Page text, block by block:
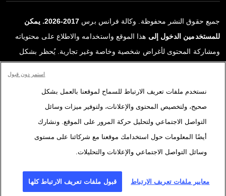
جميع حقوق النشر محفوظة. وكالة فرانس برس
2017-2026. يمكن
للمستخدمين الدخول إلى هذا الموقع واستخدامه والاطلاع على محتوياته
ومشاركة المحتوى لأغراض شخصية وخاصة وغير تجارية. يُحظر بشكل
ترخيص محددة موقعة مع وكالة فرانس برس. المواد والروابط الواردة في
التقارير، والتي لم تنتجها وكالة فرانس برس، مستخدمة فقط وبالقدر
اللازم كعناصر إثبات لمحتوى هذه التقارير. لم تحصل فرانس برس على أي
حقوق من المؤلفين أو مالكي حقوق النشر لهذا المحتوى ولا تتحمّل أي
مسؤوليّة في هذا الصدد. وكالة فرانس برس وشعارها علامتان تجاريتان
نستخدم ملفات تعريف الارتباط للسماح لموقعنا بالعمل بشكل
صحيح، ولتخصيص المحتوى والإعلانات، ولتوفير ميزات وسائل
التواصل الاجتماعي ولتحليل حركة المرور على الموقع. ونشارك
أيضًا المعلومات حول استخدامك موقعنا مع شركائنا على مستوى
وسائل التواصل الاجتماعي والإعلانات والتحليلات.
معايير ملفات تعريف الارتباط قبول ملفات تعريف الارتباط كلها
استمر دون قبول